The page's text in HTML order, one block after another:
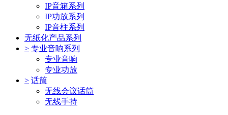
IP音箱系列
IP功放系列
IP音柱系列
无纸化产品系列
> 专业音响系列
专业音响
专业功放
> 话筒
无线会议话筒
无线手持